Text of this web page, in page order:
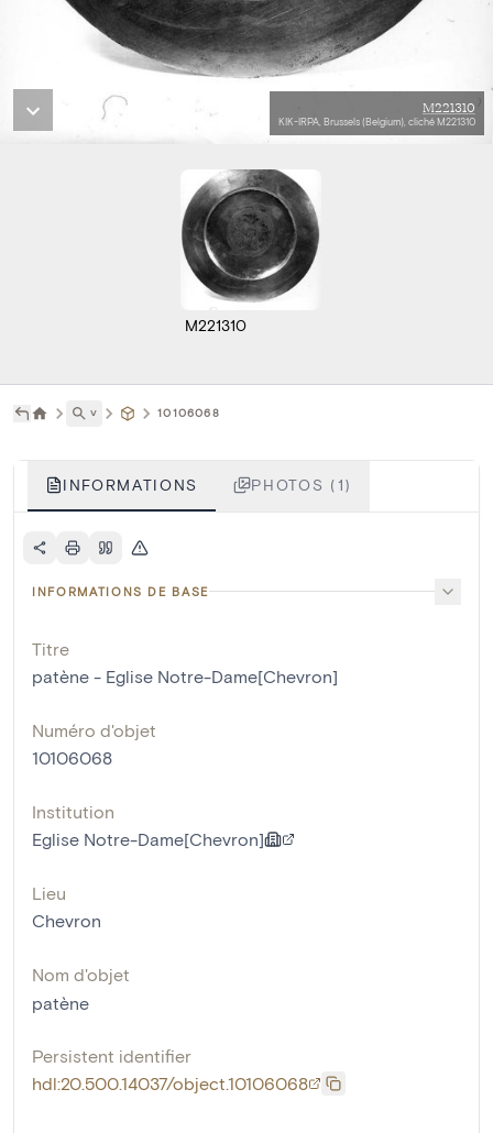
M221310
KIK-IRPA, Brussels (Belgium), cliché M221310
M221310
˅ 10106068
INFORMATIONS PHOTOS (1)
INFORMATIONS DE BASE
Titre
patène - Eglise Notre-Dame[Chevron]
Numéro d'objet
10106068
Institution
Eglise Notre-Dame[Chevron]
Lieu
Chevron
Nom d'objet
patène
Persistent identifier
hdl:20.500.14037/object.10106068